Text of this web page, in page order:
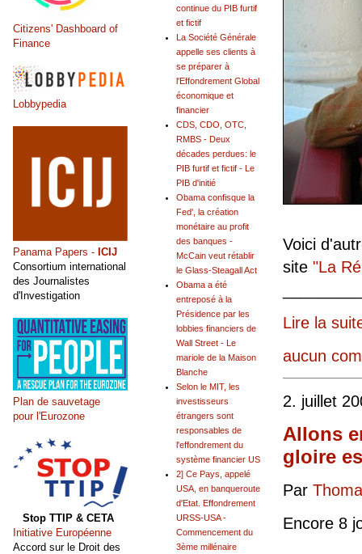
Voici
site "La
Lire la
aucun
2. juillet
Allons
gloire
Par
Encore 8
continue du PIB furtif
et fictif
La Société Générale
appelle ses clients à
se préparer à
l'Effondrement Global
économique et
financier
CDS, CDO, OTC,
RMBS - Deux
décades perdues: le
PIB furtif et fictif - Le
PIB d'initié
Obama confisque la
Fed', la création
monétaire au profit
des banques -
McCain veut rétablir
le Glass-Steagall Act
Obama a été
entreposé à la
Présidence par les
lobbies financiers de
Wall Street - Le
mariole de la Maison
Blanche
Selon le MIT, les
investisseurs
étrangers sont
responsables de
l'effondrement du
système financier US
2] Ce Pays, appelé
USA, en banqueroute
d'Etat. Effondrement
URSS-USA -
Commencement du
3ème millénaire
Citizens' Dashboard of
Finance
Lobbypedia
Panama Papers - ICIJ
Consortium international
des Journalistes
d'Investigation
Plan de sauvetage
pour l'Eurozone
Stop TTIP & CETA
Initiative Européenne
Accord sur le Droit des